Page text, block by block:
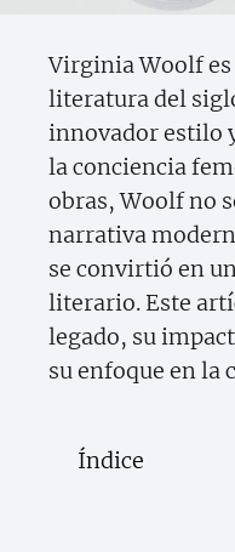
Virginia Woolf
literatura del
innovador estilo
la conciencia
obras, Woolf no
narrativa
se convirtió en
literario. Este
legado, su
su enfoque en la
Índice